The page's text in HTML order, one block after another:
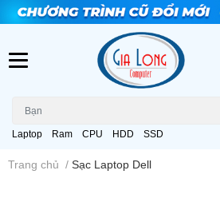
Laptop Ram CPU HDD SSD
Trang chủ / Sạc Laptop Dell